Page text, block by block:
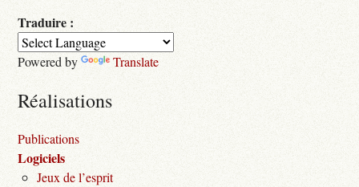
Traduire :
Powered by Translate
Réalisations
Publications
Logiciels
Jeux de l’esprit